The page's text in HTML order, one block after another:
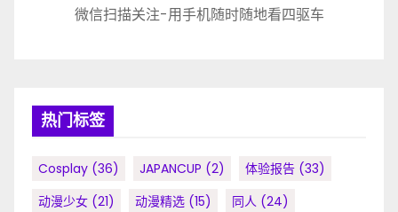
微信扫描关注-用手机随时随地看四驱车
热门标签
Cosplay (36) JAPANCUP (2) 体验报告 (33)
动漫少女 (21) 动漫精选 (15) 同人 (24)